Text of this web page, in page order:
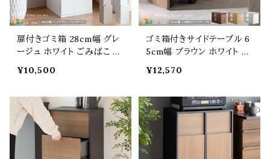
扉付きゴミ箱 28cm幅 グレ
ージュ ホワイト ごみばこ プ
クス おすすめ おしゃれ モダ
キッチン ダイニング スリム
コンパクト 省スペース リン
グ式 30リットルゴミ袋対応
幅28cm 奥行30cm 高さ75
cm ごみ入れ くずかご
¥10,500
ゴミ箱付きサイドテーブル 6
5cm幅 ブラウン ホワイト ナ
ァサイド ベッドサイド おすす
タイリッシュ 木目調 ゴミ箱
キャスター付きゴミ箱 20リ
ットル くずかご ごみいれ ご
みばこ 幅65cm 奥行30cm
高さ45cm テーブル
¥12,570